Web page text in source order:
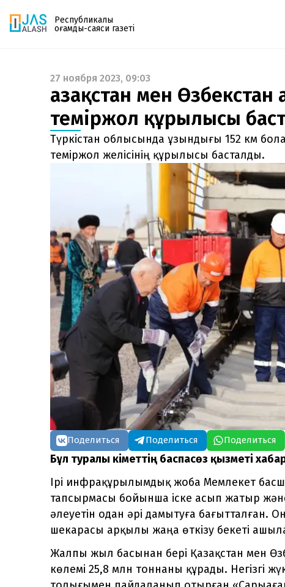
Республикалық
қоғамдық-саяси газеті
Газетке жазылу
PDF форматтағы газетті ай сайын электронды
поштаңызға алып отырыңыз. Жаңа нөмір
шыққан сәтте сізге бірден жіберіледі. Тек email
енгізіңіз, біз қалғанын өзіміз жібереміз.
27 ноября 2023, 09:03
Қазақстан мен
теміржол құрылысы
Түркістан облысында ұзындығы 152 км
теміржол желісінің құрылысы басталды.
Поделиться Поделиться Поделиться
Бұл туралы Үкіметтің баспасөз қызметі
Ірі инфрақұрылымдық жоба Мемлекет
тапсырмасы бойынша іске асып жатыр
әлеуетін одан әрі дамытуға бағытталған.
шекарасы арқылы жаңа өткізу бекеті
Жалпы жыл басынан бері Қазақстан мен
көлемі 25,8 млн тоннаны құрады. Негізгі